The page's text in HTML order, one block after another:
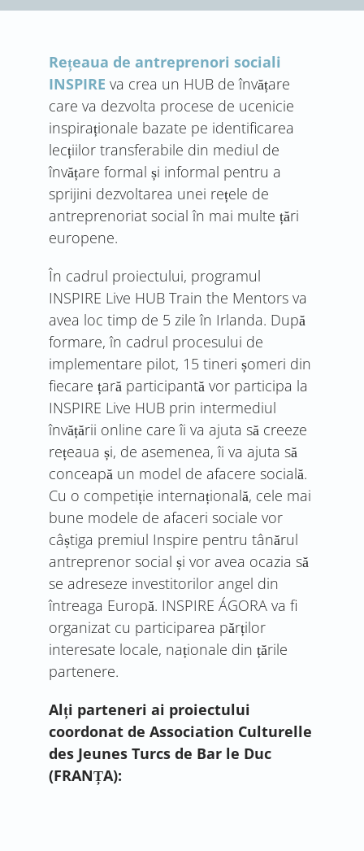
Rețeaua de antreprenori sociali
INSPIRE va crea un HUB de învățare
care va dezvolta procese de ucenicie
inspiraționale bazate pe identificarea
lecțiilor transferabile din mediul de
învățare formal și informal pentru a
sprijini dezvoltarea unei rețele de
antreprenoriat social în mai multe țări
europene.
În cadrul proiectului, programul
INSPIRE Live HUB Train the Mentors va
avea loc timp de 5 zile în Irlanda. După
formare, în cadrul procesului de
implementare pilot, 15 tineri șomeri din
fiecare țară participantă vor participa la
INSPIRE Live HUB prin intermediul
învățării online care îi va ajuta să creeze
rețeaua și, de asemenea, îi va ajuta să
conceapă un model de afacere socială.
Cu o competiție internațională, cele mai
bune modele de afaceri sociale vor
câștiga premiul Inspire pentru tânărul
antreprenor social și vor avea ocazia să
se adreseze investitorilor angel din
întreaga Europă. INSPIRE ÁGORA va fi
organizat cu participarea părților
interesate locale, naționale din țările
partenere.
Alți parteneri ai proiectului
coordonat de Association Culturelle
des Jeunes Turcs de Bar le Duc
(FRANȚA):